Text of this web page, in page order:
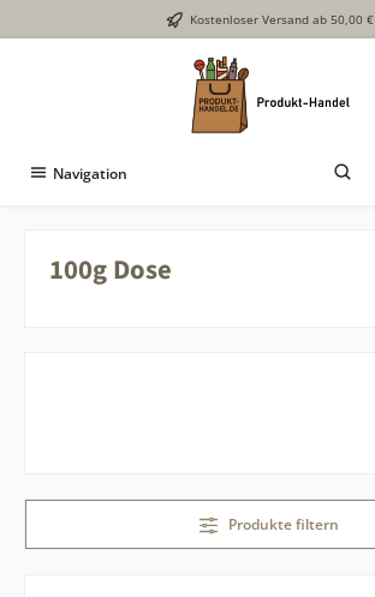
Zum Hauptinhalt springen Kostenloser Versand ab 50,00 €
Navigation
100g Dose
Produkte filtern